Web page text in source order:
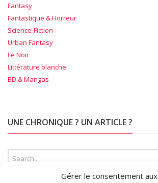
Gérer le consentement aux
Fantasy
Fantastique & Horreur
Science-Fiction
Urban Fantasy
Le Noir
Littérature blanche
BD & Mangas
UNE CHRONIQUE ? UN ARTICLE ?